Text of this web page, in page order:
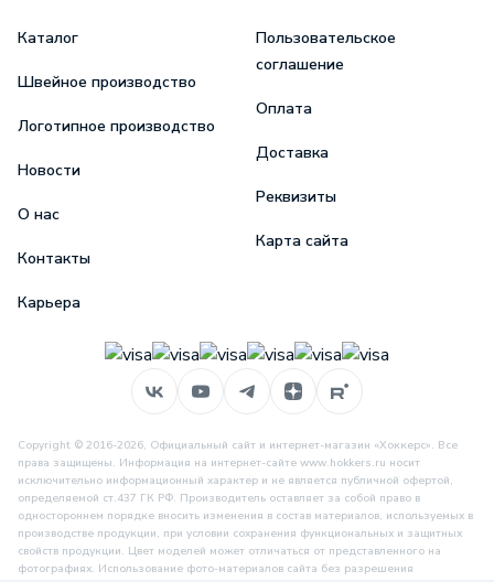
Каталог
Швейное производство
Логотипное производство
Новости
О нас
Контакты
Карьера
Пользовательское
соглашение
Оплата
Доставка
Реквизиты
Карта сайта
Copyright © 2016-2026, Официальный сайт и интернет-магазин «Хоккерс». Все
права защищены. Информация на интернет-сайте www.hokkers.ru носит
исключительно информационный характер и не является публичной офертой,
определяемой ст.437 ГК РФ. Производитель оставляет за собой право в
одностороннем порядке вносить изменения в состав материалов, используемых в
производстве продукции, при условии сохранения функциональных и защитных
свойств продукции. Цвет моделей может отличаться от представленного на
фотографиях. Использование фото-материалов сайта без разрешения